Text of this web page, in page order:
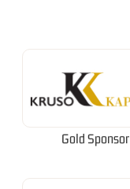
Gold Sponsor